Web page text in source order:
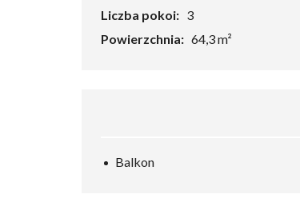
Liczba pokoi: 3
Powierzchnia: 64,3 m²
Balkon